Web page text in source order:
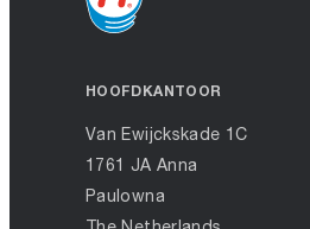
HOOFDKANTOOR
Van Ewijckskade 1C
1761 JA Anna
Paulowna